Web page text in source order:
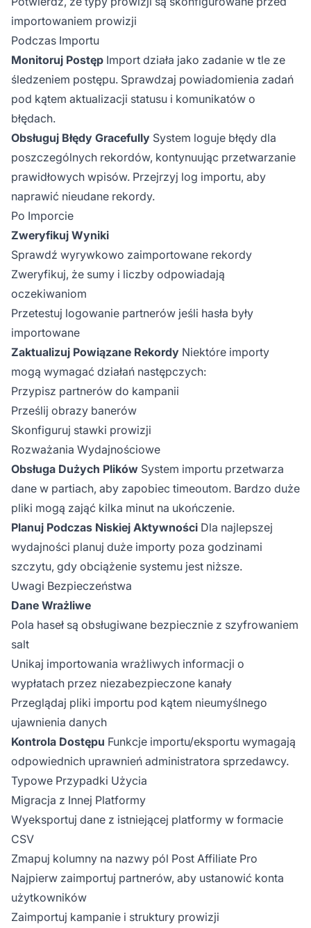
importowaniem prowizji
Podczas Importu
Monitoruj Postęp Import działa jako zadanie w tle ze
śledzeniem postępu. Sprawdzaj powiadomienia zadań
pod kątem aktualizacji statusu i komunikatów o
błędach.
Obsługuj Błędy Gracefully System loguje błędy dla
poszczególnych rekordów, kontynuując przetwarzanie
prawidłowych wpisów. Przejrzyj log importu, aby
naprawić nieudane rekordy.
Po Imporcie
Zweryfikuj Wyniki
Sprawdź wyrywkowo zaimportowane rekordy
Zweryfikuj, że sumy i liczby odpowiadają
oczekiwaniom
Przetestuj logowanie partnerów jeśli hasła były
importowane
Zaktualizuj Powiązane Rekordy Niektóre importy
mogą wymagać działań następczych:
Przypisz partnerów do kampanii
Prześlij obrazy banerów
Skonfiguruj stawki prowizji
Rozważania Wydajnościowe
Obsługa Dużych Plików System importu przetwarza
dane w partiach, aby zapobiec timeoutom. Bardzo duże
pliki mogą zająć kilka minut na ukończenie.
Planuj Podczas Niskiej Aktywności Dla najlepszej
wydajności planuj duże importy poza godzinami
szczytu, gdy obciążenie systemu jest niższe.
Uwagi Bezpieczeństwa
Dane Wrażliwe
Pola haseł są obsługiwane bezpiecznie z szyfrowaniem
salt
Unikaj importowania wrażliwych informacji o
wypłatach przez niezabezpieczone kanały
Przeglądaj pliki importu pod kątem nieumyślnego
ujawnienia danych
Kontrola Dostępu Funkcje importu/eksportu wymagają
odpowiednich uprawnień administratora sprzedawcy.
Typowe Przypadki Użycia
Migracja z Innej Platformy
Wyeksportuj dane z istniejącej platformy w formacie
CSV
Zmapuj kolumny na nazwy pól Post Affiliate Pro
Najpierw zaimportuj partnerów, aby ustanowić konta
użytkowników
Zaimportuj kampanie i struktury prowizji